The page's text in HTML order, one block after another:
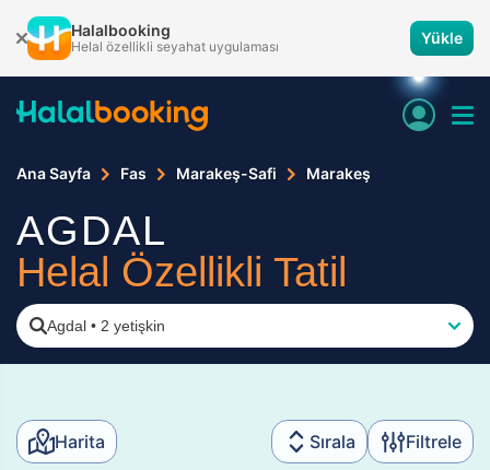
Halalbooking
Helal özellikli seyahat uygulaması Yükle
Ana Sayfa Fas Marakeş-Safi Marakeş
AGDAL
Helal Özellikli Tatil
Agdal • 2 yetişkin
Harita Sırala Filtrele